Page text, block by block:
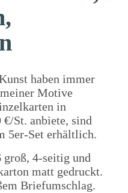
haben immer
Motive
in
St. anbiete, sind
5er-Set erhältlich.
4-seitig und
matt gedruckt.
Briefumschlag.